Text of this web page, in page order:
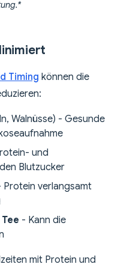
Timing können die
Walnüsse) - Gesunde
und
Blutzucker
Protein verlangsamt
- Kann die
mit Protein und